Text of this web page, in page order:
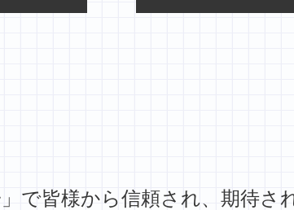
で皆様から信頼され、期待さ